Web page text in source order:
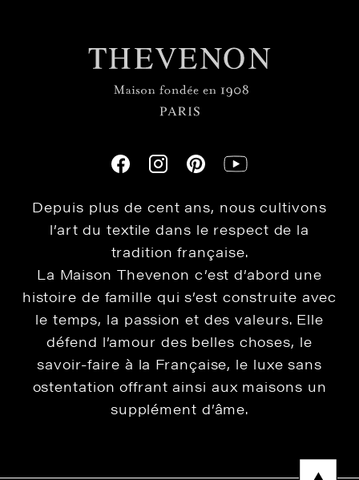
Depuis plus de cent ans, nous cultivons
l’art du textile dans le respect de la
tradition française.
La Maison Thevenon c’est d’abord une
histoire de famille qui s’est construite avec
le temps, la passion et des valeurs. Elle
défend l’amour des belles choses, le
savoir-faire à la Française, le luxe sans
ostentation offrant ainsi aux maisons un
supplément d’âme.